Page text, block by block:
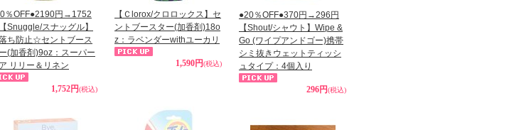
％OFF●2190円→1752
Snuggle/スナッグル】
ち防止☆セントブース
(加香剤)9oz：スーパー
リリー＆リネン
1,752円(税込)
【Ｃlorox/クロロックス】セ
ントブースター(加香剤)18o
z：ラベンダーwithユーカリ
1,590円(税込)
●20％OFF●370円→296円
【Shout/シャウト】Wipe &
Go (ワイプアンドゴー)携帯
シミ抜きウェットティッシ
ュタイプ：4個入り
296円(税込)